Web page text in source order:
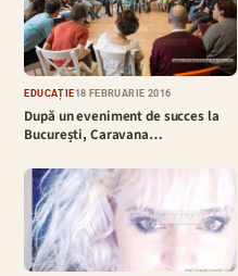
EDUCAȚIE18 FEBRUARIE 2016
După un eveniment de succes la
București, Caravana…